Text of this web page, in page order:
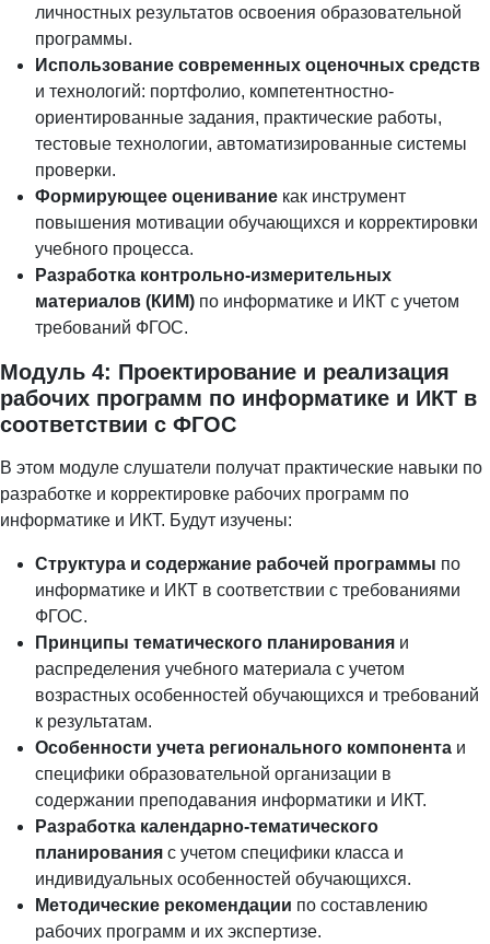
личностных результатов освоения образовательной
программы.
Использование современных оценочных средств
и технологий: портфолио, компетентностно-
ориентированные задания, практические работы,
тестовые технологии, автоматизированные системы
проверки.
Формирующее оценивание как инструмент
повышения мотивации обучающихся и корректировки
учебного процесса.
Разработка контрольно-измерительных
материалов (КИМ) по информатике и ИКТ с учетом
требований ФГОС.
Модуль 4: Проектирование и реализация
рабочих программ по информатике и ИКТ в
соответствии с ФГОС
В этом модуле слушатели получат практические навыки по
разработке и корректировке рабочих программ по
информатике и ИКТ. Будут изучены:
Структура и содержание рабочей программы по
информатике и ИКТ в соответствии с требованиями
ФГОС.
Принципы тематического планирования и
распределения учебного материала с учетом
возрастных особенностей обучающихся и требований
к результатам.
Особенности учета регионального компонента и
специфики образовательной организации в
содержании преподавания информатики и ИКТ.
Разработка календарно-тематического
планирования с учетом специфики класса и
индивидуальных особенностей обучающихся.
Методические рекомендации по составлению
рабочих программ и их экспертизе.